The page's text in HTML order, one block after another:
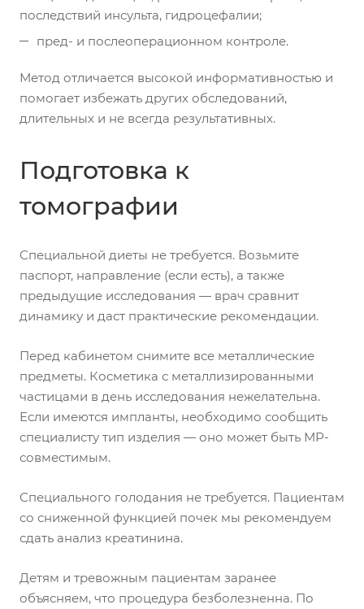
последствий инсульта, гидроцефалии;
пред- и послеоперационном контроле.
Метод отличается высокой информативностью и
помогает избежать других обследований,
длительных и не всегда результативных.
Подготовка к
томографии
Специальной диеты не требуется. Возьмите
паспорт, направление (если есть), а также
предыдущие исследования — врач сравнит
динамику и даст практические рекомендации.
Перед кабинетом снимите все металлические
предметы. Косметика с металлизированными
частицами в день исследования нежелательна.
Если имеются импланты, необходимо сообщить
специалисту тип изделия — оно может быть МР-
совместимым.
Специального голодания не требуется. Пациентам
со сниженной функцией почек мы рекомендуем
сдать анализ креатинина.
Детям и тревожным пациентам заранее
объясняем, что процедура безболезненна. По